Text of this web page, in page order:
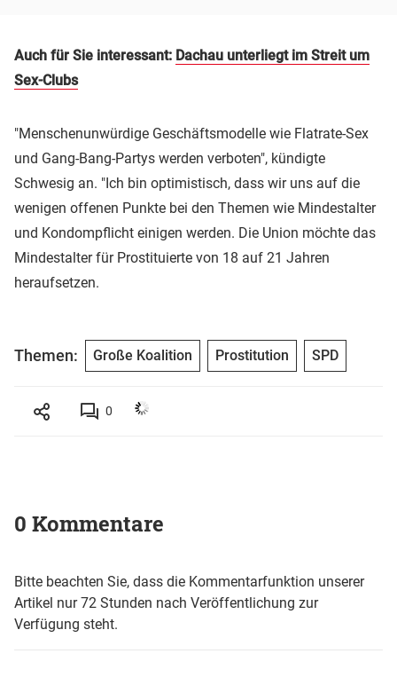
Auch für Sie interessant: Dachau unterliegt im Streit um
Sex-Clubs
"Menschenunwürdige Geschäftsmodelle wie Flatrate-Sex
und Gang-Bang-Partys werden verboten", kündigte
Schwesig an. "Ich bin optimistisch, dass wir uns auf die
wenigen offenen Punkte bei den Themen wie Mindestalter
und Kondompflicht einigen werden. Die Union möchte das
Mindestalter für Prostituierte von 18 auf 21 Jahren
heraufsetzen.
Themen: Große Koalition Prostitution SPD
0
0 Kommentare
Bitte beachten Sie, dass die Kommentarfunktion unserer
Artikel nur 72 Stunden nach Veröffentlichung zur
Verfügung steht.